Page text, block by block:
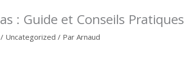
: Guide et Conseils Pratiques
/ Uncategorized / ParArnaud